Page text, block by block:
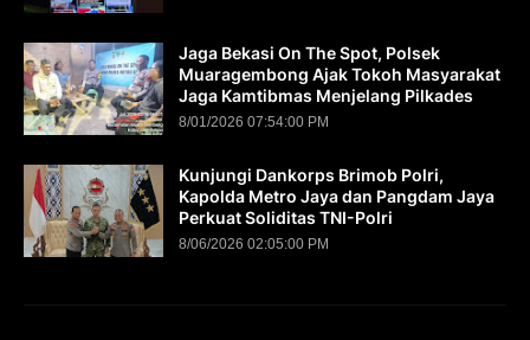
Jaga Bekasi On The Spot, Polsek
Muaragembong Ajak Tokoh Masyarakat
Jaga Kamtibmas Menjelang Pilkades
8/01/2026 07:54:00 PM
Kunjungi Dankorps Brimob Polri,
Kapolda Metro Jaya dan Pangdam Jaya
Perkuat Soliditas TNI-Polri
8/06/2026 02:05:00 PM